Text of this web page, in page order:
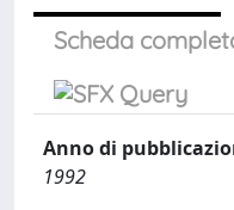
Scheda
Anno di
1992